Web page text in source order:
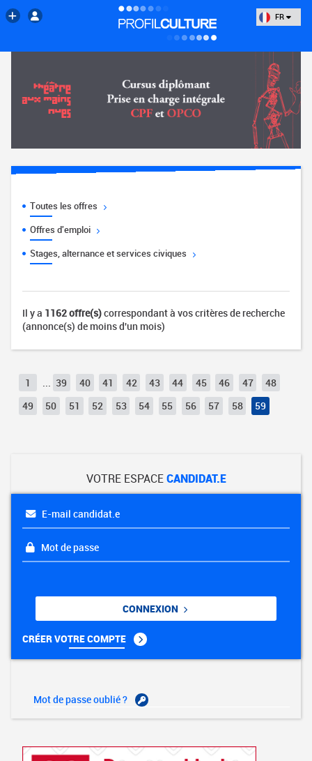
FR
Toutes les offres
Offres d'emploi
Stages, alternance et services civiques
Il y a 1162 offre(s)correspondant à vos critères de recherche
(annonce(s) de moins d'un mois)
1 39 40 41 42 43 44 45 46 47
48
49
50 51 52 53 54 55 56 57 58 59
VOTRE ESPACECANDIDAT.E
E-mail candidat.e
Mot de passe
CONNEXION
CRÉER VOTRE COMPTE
Mot de passe oublié ?